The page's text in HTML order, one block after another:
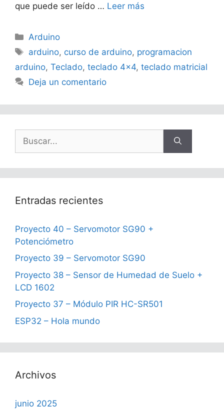
que puede ser leído … Leer más
Categorías
Arduino
Etiquetas
arduino, curso de arduino, programacion
arduino, Teclado, teclado 4x4, teclado matricial
Deja un comentario
Entradas recientes
Proyecto 40 – Servomotor SG90 +
Potenciómetro
Proyecto 39 – Servomotor SG90
Proyecto 38 – Sensor de Humedad de Suelo +
LCD 1602
Proyecto 37 – Módulo PIR HC-SR501
ESP32 – Hola mundo
Archivos
junio 2025